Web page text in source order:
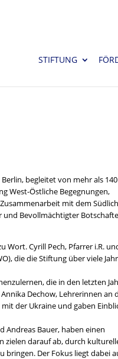
STIFTUNG
begleitet von mehr als 140
West-Östliche Begegnungen,
mit dem
und Bevollmächtigter
Wort. Cyrill Pech, Pfarrer i.R.
die die Stiftung über viele
die in den letzten
Dechow, Lehrerinnen an
der Ukraine und gaben
Andreas Bauer, haben einen
zielen darauf ab, durch
bringen. Der Fokus liegt dabei